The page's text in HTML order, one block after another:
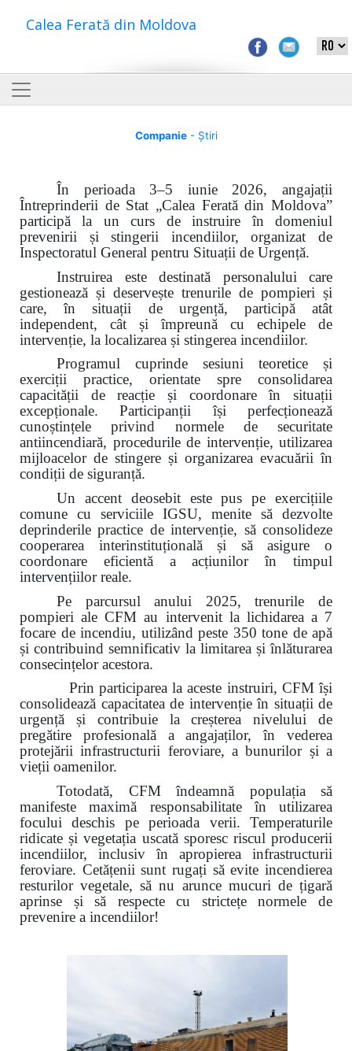
Calea Ferată din Moldova
Companie- Știri
În perioada 3–5 iunie 2026, angajații
Întreprinderii de Stat „Calea Ferată din Moldova”
participă la un curs de instruire în domeniul
prevenirii și stingerii incendiilor, organizat de
Inspectoratul General pentru Situații de Urgență.
Instruirea este destinată personalului care
gestionează și deservește trenurile de pompieri și
care, în situații de urgență, participă atât
independent, cât și împreună cu echipele de
intervenție, la localizarea și stingerea incendiilor.
Programul cuprinde sesiuni teoretice și
exerciții practice, orientate spre consolidarea
capacității de reacție și coordonare în situații
excepționale. Participanții își perfecționează
cunoștințele privind normele de securitate
antiincendiară, procedurile de intervenție, utilizarea
mijloacelor de stingere și organizarea evacuării în
condiții de siguranță.
Un accent deosebit este pus pe exercițiile
comune cu serviciile IGSU, menite să dezvolte
deprinderile practice de intervenție, să consolideze
cooperarea interinstituțională și să asigure o
coordonare eficientă a acțiunilor în timpul
intervențiilor reale.
Pe parcursul anului 2025, trenurile de
pompieri ale CFM au intervenit la lichidarea a 7
focare de incendiu, utilizând peste 350 tone de apă
și contribuind semnificativ la limitarea și înlăturarea
consecințelor acestora.
Prin participarea la aceste instruiri, CFM își
consolidează capacitatea de intervenție în situații de
urgență și contribuie la creșterea nivelului de
pregătire profesională a angajaților, în vederea
protejării infrastructurii feroviare, a bunurilor și a
vieții oamenilor.
Totodată, CFM îndeamnă populația să
manifeste maximă responsabilitate în utilizarea
focului deschis pe perioada verii. Temperaturile
ridicate și vegetația uscată sporesc riscul producerii
incendiilor, inclusiv în apropierea infrastructurii
feroviare. Cetățenii sunt rugați să evite incendierea
resturilor vegetale, să nu arunce mucuri de țigară
aprinse și să respecte cu strictețe normele de
prevenire a incendiilor!